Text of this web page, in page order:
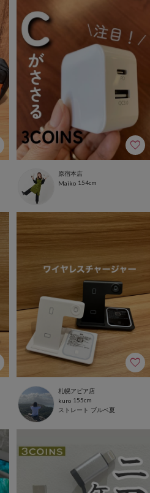
原宿本店
Maiko 154cm
札幌アピア店
kuro 155cm
ストレート ブルベ夏